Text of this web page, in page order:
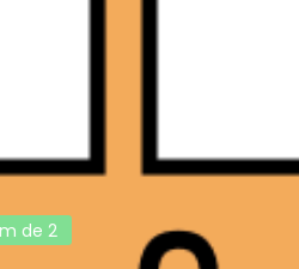
de 2